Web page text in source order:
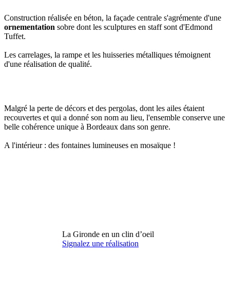
Construction réalisée en béton, la façade centrale s'agrémente d'une
ornementation sobre dont les sculptures en staff sont d'Edmond
Tuffet.
Les carrelages, la rampe et les huisseries métalliques témoignent
d'une réalisation de qualité.
Malgré la perte de décors et des pergolas, dont les ailes étaient
recouvertes et qui a donné son nom au lieu, l'ensemble conserve une
belle cohérence unique à Bordeaux dans son genre.
A l'intérieur : des fontaines lumineuses en mosaïque !
La Gironde en un clin d’oeil
Signalez une réalisation